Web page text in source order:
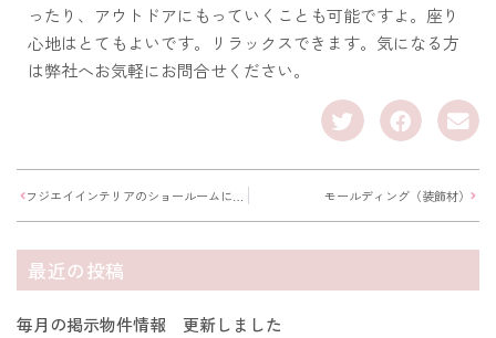
ったり、アウトドアにもっていくことも可能ですよ。座り
心地はとてもよいです。リラックスできます。気になる方
は弊社へお気軽にお問合せください。
フジエイインテリアのショールームに行ってきました モールディング（装飾材）
最近の投稿
毎月の掲示物件情報 更新しました